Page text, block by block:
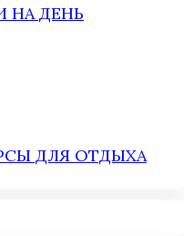
НА ДЕНЬ
ДЛЯ ОТДЫХА